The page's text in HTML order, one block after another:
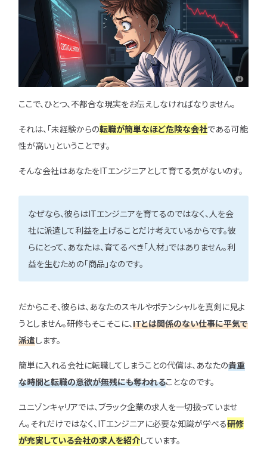
ここで、ひとつ、不都合な現実をお伝えしなければなりません。
それは、「未経験からの転職が簡単なほど危険な会社である可能
性が高い」ということです。
そんな会社はあなたをITエンジニアとして育てる気がないのす。
なぜなら、彼らはITエンジニアを育てるのではなく、人を会
社に派遣して利益を上げることだけ考えているからです。彼
らにとって、あなたは、育てるべき「人材」ではありません。利
益を生むための「商品」なのです。
だからこそ、彼らは、あなたのスキルやポテンシャルを真剣に見よ
うとしません。研修もそこそこに、ITとは関係のない仕事に平気で
派遣します。
簡単に入れる会社に転職してしまうことの代償は、あなたの貴重
な時間と転職の意欲が無残にも奪われることなのです。
ユニゾンキャリアでは、ブラック企業の求人を一切扱っていませ
ん。それだけではなく、ITエンジニアに必要な知識が学べる研修
が充実している会社の求人を紹介しています。